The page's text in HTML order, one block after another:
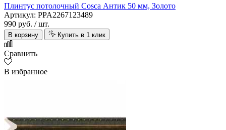
Плинтус потолочный Cosca Антик 50 мм, Золото
Артикул: PPA2267123489
990 руб. / шт.
В корзину Купить в 1 клик
Сравнить
В избранное